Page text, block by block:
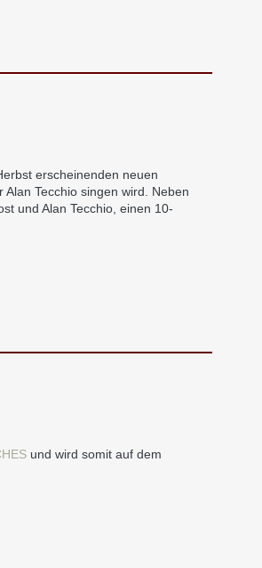
erscheinenden neuen
Alan Tecchio singen wird. Neben
und Alan Tecchio, einen 10-
und wird somit auf dem